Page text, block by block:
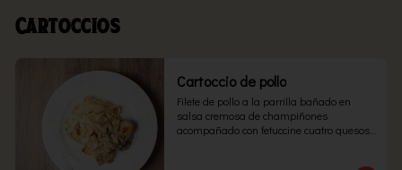
Cartoccios
Cartoccio de pollo
Filete de pollo a la parrilla bañado en
salsa cremosa de champiñones
acompañado con fetuccine cuatro quesos